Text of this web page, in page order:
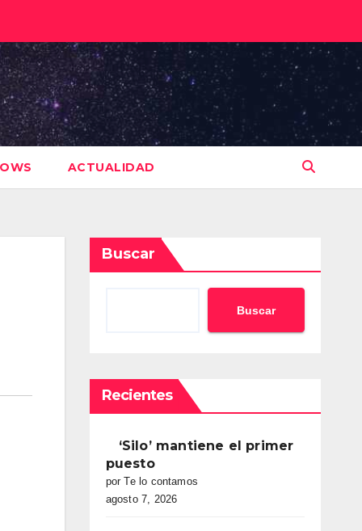
ACTUALIDAD
Buscar
Buscar
Recientes
‘Silo’ mantiene el primer
puesto
por Te lo contamos
agosto 7, 2026